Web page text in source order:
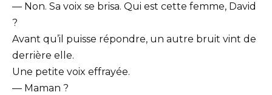
— Non. Sa voix se brisa. Qui est cette femme, David
?
Avant qu’il puisse répondre, un autre bruit vint de
derrière elle.
Une petite voix effrayée.
— Maman ?